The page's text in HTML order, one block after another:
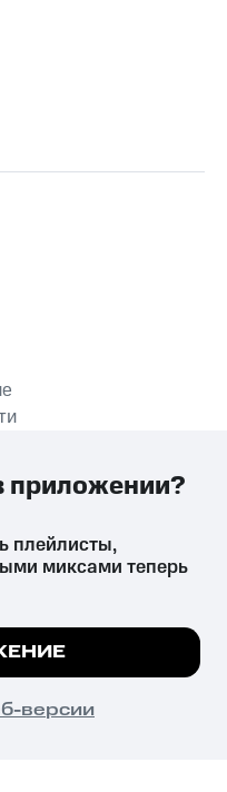
причиняет вред здоровью,
установленную
сайте все
плейлисты,
миксами теперь
версии